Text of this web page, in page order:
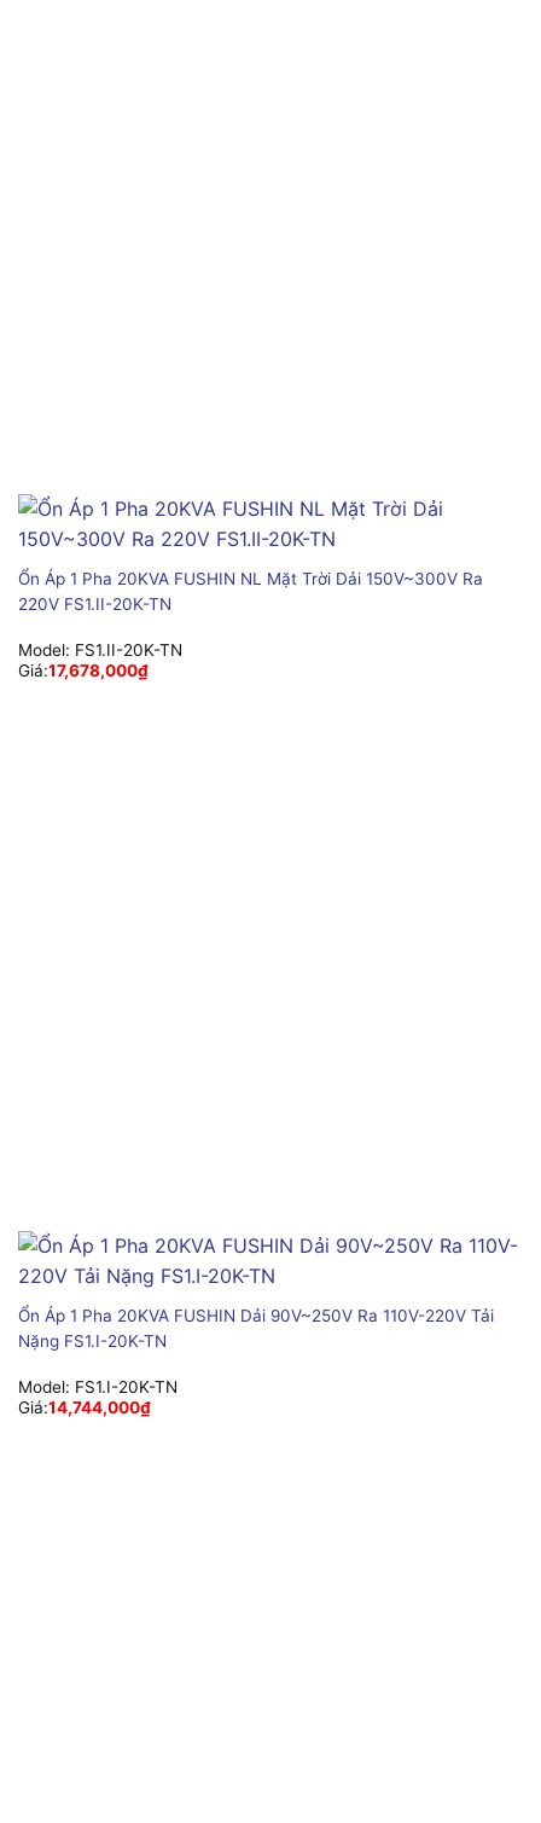
Ổn Áp 1 Pha 20KVA FUSHIN NL Mặt Trời Dải 150V~300V Ra
220V FS1.II-20K-TN
Model: FS1.II-20K-TN
Giá:17,678,000₫
Ổn Áp 1 Pha 20KVA FUSHIN Dải 90V~250V Ra 110V-220V Tải
Nặng FS1.I-20K-TN
Model: FS1.I-20K-TN
Giá:14,744,000₫